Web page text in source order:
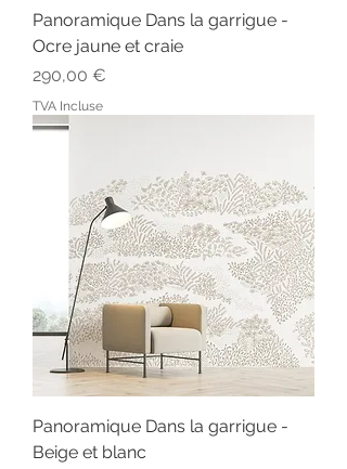
Panoramique Dans la garrigue -
Ocre jaune et craie
Prix
290,00 €
TVA Incluse
Panoramique Dans la garrigue -
Beige et blanc